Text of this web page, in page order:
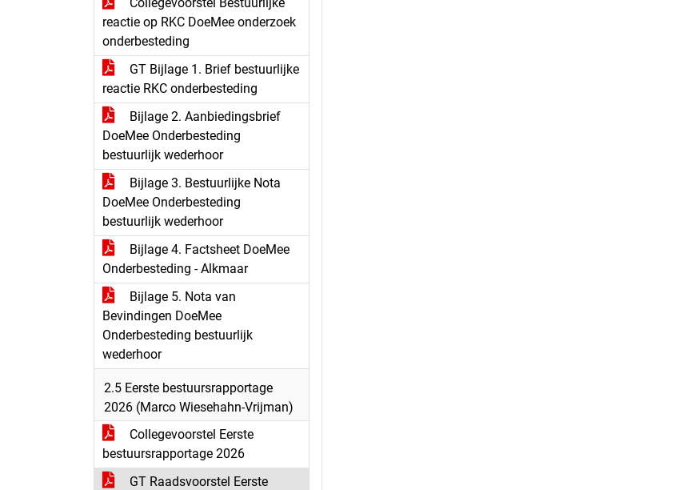
reactie op RKC DoeMee onderzoek
onderbesteding
GT Bijlage 1. Brief bestuurlijke
reactie RKC onderbesteding
Bijlage 2. Aanbiedingsbrief
DoeMee Onderbesteding
bestuurlijk wederhoor
Bijlage 3. Bestuurlijke Nota
DoeMee Onderbesteding
bestuurlijk wederhoor
Bijlage 4. Factsheet DoeMee
Onderbesteding - Alkmaar
Bijlage 5. Nota van
Bevindingen DoeMee
Onderbesteding bestuurlijk
wederhoor
2.5 Eerste bestuursrapportage
2026 (Marco Wiesehahn-Vrijman)
Collegevoorstel Eerste
bestuursrapportage 2026
GT Raadsvoorstel Eerste